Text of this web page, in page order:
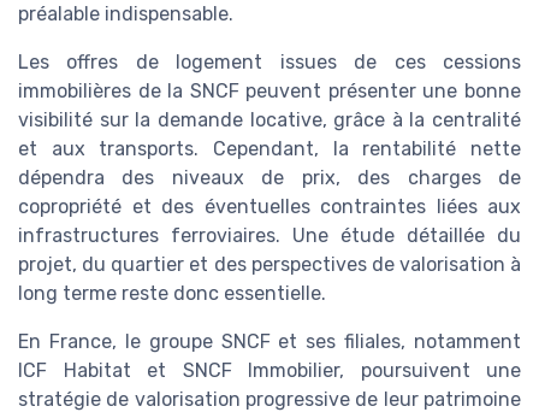
préalable indispensable.
Les offres de logement issues de ces cessions
immobilières de la SNCF peuvent présenter une bonne
visibilité sur la demande locative, grâce à la centralité
et aux transports. Cependant, la rentabilité nette
dépendra des niveaux de prix, des charges de
copropriété et des éventuelles contraintes liées aux
infrastructures ferroviaires. Une étude détaillée du
projet, du quartier et des perspectives de valorisation à
long terme reste donc essentielle.
En France, le groupe SNCF et ses filiales, notamment
ICF Habitat et SNCF Immobilier, poursuivent une
stratégie de valorisation progressive de leur patrimoine